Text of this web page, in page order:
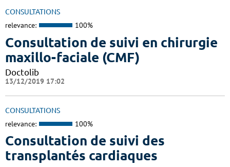
CONSULTATIONS
relevance: 100%
Consultation de suivi en chirurgie
maxillo-faciale (CMF)
Doctolib
13/12/2019 17:02
CONSULTATIONS
relevance: 100%
Consultation de suivi des
transplantés cardiaques